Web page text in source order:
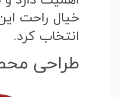
خیال راحت
انتخاب کرد.
طراحی